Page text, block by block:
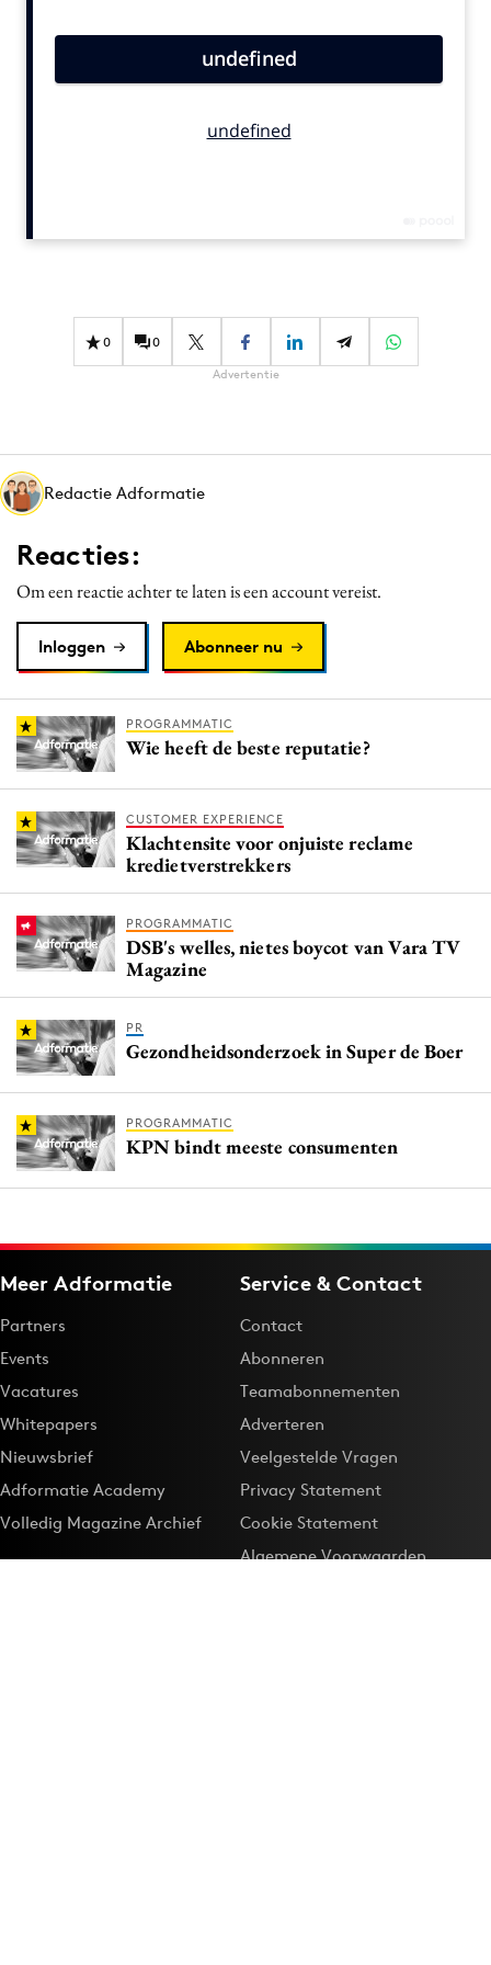
Carriere
Diversiteit
Interne communicatie
Martech
Media
Merkstrategie
PR
Purpose Marketing
Reputatie & crisis
0 0
Advertentie
Redactie Adformatie
Reacties:
Om een reactie achter te laten is een account vereist.
Inloggen Abonneer nu
PROGRAMMATIC
Wie heeft de beste reputatie?
CUSTOMER EXPERIENCE
Klachtensite voor onjuiste reclame
kredietverstrekkers
PROGRAMMATIC
DSB's welles, nietes boycot van Vara TV
Magazine
PR
Gezondheidsonderzoek in Super de Boer
PROGRAMMATIC
KPN bindt meeste consumenten
Meer Adformatie
Partners
Events
Vacatures
Whitepapers
Nieuwsbrief
Adformatie Academy
Volledig Magazine Archief
Service & Contact
Contact
Abonneren
Teamabonnementen
Adverteren
Veelgestelde Vragen
Privacy Statement
Cookie Statement
Algemene Voorwaarden